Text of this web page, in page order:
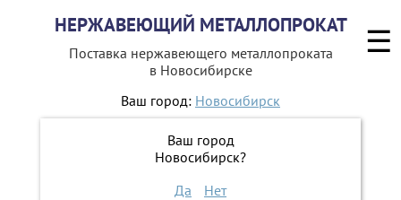
НЕРЖАВЕЮЩИЙ МЕТАЛЛОПРОКАТ
Поставка нержавеющего металлопроката
в Новосибирске
Ваш город: Новосибирск
Ваш город
Новосибирск?
Да
Нет
8 800 551-16-44
ЗАКАЗАТЬ ОБРАТНЫЙ ЗВОНОК
☰